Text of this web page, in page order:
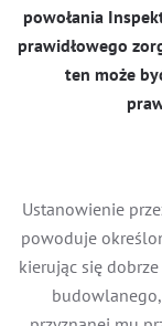
powołania
prawidłowego
ten może
Ustanowienie
powoduje
kierując się